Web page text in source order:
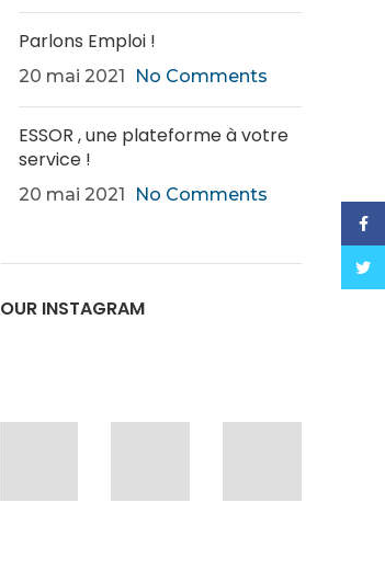
Parlons Emploi !
20 mai 2021 No Comments
ESSOR , une plateforme à votre
service !
20 mai 2021 No Comments
OUR INSTAGRAM